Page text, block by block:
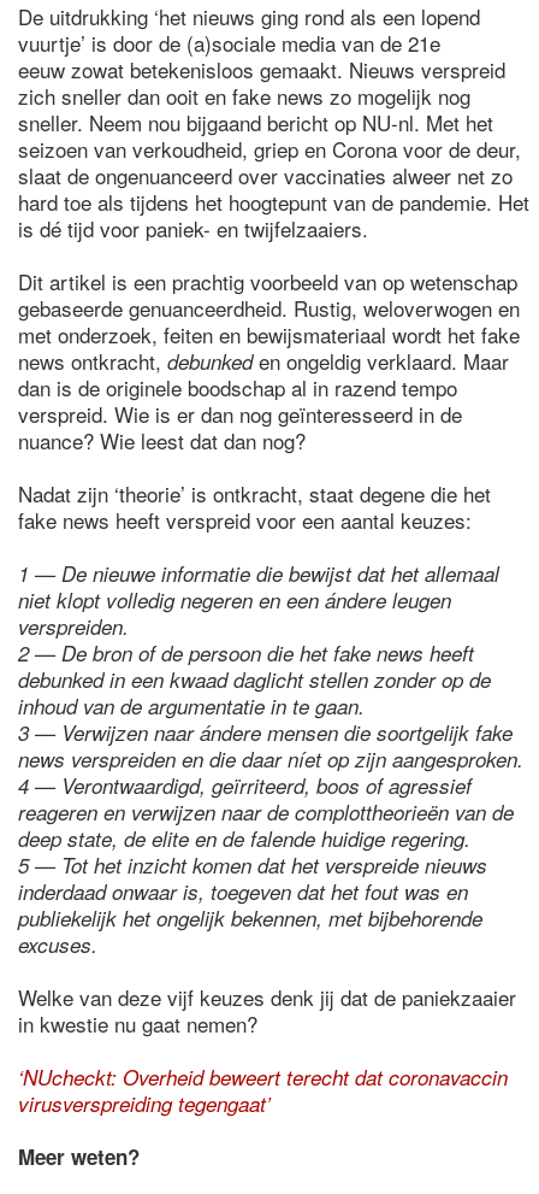
De uitdrukking ‘het nieuws ging rond als een lopend
vuurtje’ is door de (a)sociale media van de 21e
eeuw zowat betekenisloos gemaakt. Nieuws verspreid
zich sneller dan ooit en fake news zo mogelijk nog
sneller. Neem nou bijgaand bericht op NU-nl. Met het
seizoen van verkoudheid, griep en Corona voor de deur,
slaat de ongenuanceerd over vaccinaties alweer net zo
hard toe als tijdens het hoogtepunt van de pandemie. Het
is dé tijd voor paniek- en twijfelzaaiers.
Dit artikel is een prachtig voorbeeld van op wetenschap
gebaseerde genuanceerdheid. Rustig, weloverwogen en
met onderzoek, feiten en bewijsmateriaal wordt het fake
news ontkracht, debunkeden ongeldig verklaard. Maar
dan is de originele boodschap al in razend tempo
verspreid. Wie is er dan nog geïnteresseerd in de
nuance? Wie leest dat dan nog?
Nadat zijn ‘theorie’ is ontkracht, staat degene die het
fake news heeft verspreid voor een aantal keuzes:
1 — De nieuwe informatie die bewijst dat het allemaal
niet klopt volledig negeren en een ándere leugen
verspreiden.
2 — De bron of de persoon die het fake news heeft
debunked in een kwaad daglicht stellen zonder op de
inhoud van de argumentatie in te gaan.
3 — Verwijzen naar ándere mensen die soortgelijk fake
news verspreiden en die daar níet op zijn aangesproken.
4 — Verontwaardigd, geïrriteerd, boos of agressief
reageren en verwijzen naar de complottheorieën van de
deep state, de elite en de falende huidige regering.
5 — Tot het inzicht komen dat het verspreide nieuws
inderdaad onwaar is, toegeven dat het fout was en
publiekelijk het ongelijk bekennen, met bijbehorende
excuses.
Welke van deze vijf keuzes denk jij dat de paniekzaaier
in kwestie nu gaat nemen?
‘NUcheckt: Overheid beweert terecht dat coronavaccin
virusverspreiding tegengaat’
Meer weten?